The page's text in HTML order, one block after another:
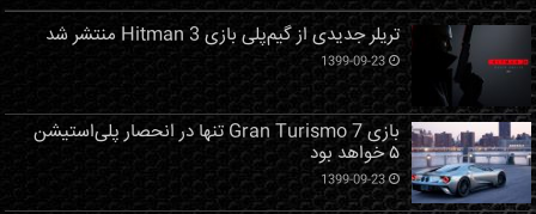
تریلر جدیدی از گیم‌پلی بازی Hitman 3 منتشر شد
1399-09-23
بازی Gran Turismo 7 تنها در انحصار پلی‌استیشن
۵ خواهد بود
1399-09-23